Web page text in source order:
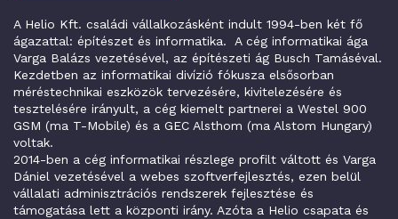
A Helio Kft. családi vállalkozásként indult 1994-ben két fő
ágazattal: építészet és informatika. A cég informatikai ága
Varga Balázs vezetésével, az építészeti ág Busch Tamáséval.
Kezdetben az informatikai divízió fókusza elsősorban
méréstechnikai eszközök tervezésére, kivitelezésére és
tesztelésére irányult, a cég kiemelt partnerei a Westel 900
GSM (ma T-Mobile) és a GEC Alsthom (ma Alstom Hungary)
voltak.
2014-ben a cég informatikai részlege profilt váltott és Varga
Dániel vezetésével a webes szoftverfejlesztés, ezen belül
vállalati adminisztrációs rendszerek fejlesztése és
támogatása lett a központi irány. Azóta a Helio csapata és